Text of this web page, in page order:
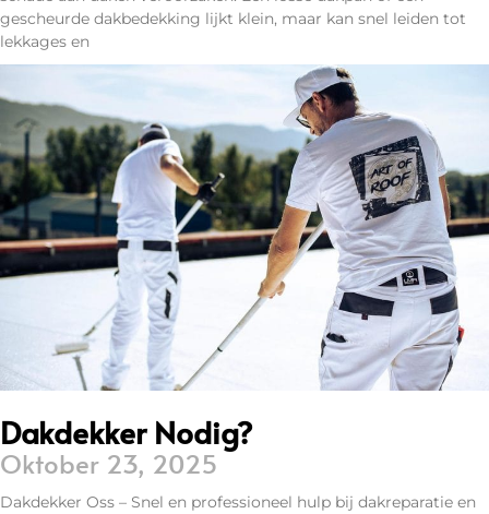
gescheurde dakbedekking lijkt klein, maar kan snel leiden tot
lekkages en
Dakdekker Nodig?
Oktober 23, 2025
Dakdekker Oss – Snel en professioneel hulp bij dakreparatie en